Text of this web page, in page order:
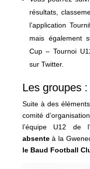
résultats,
l’application
mais également
Cup – Tournoi
sur Twitter.
Les groupes :
Suite à des
comité
l’équipe U12 de l’
absenteà la
le Baud Football